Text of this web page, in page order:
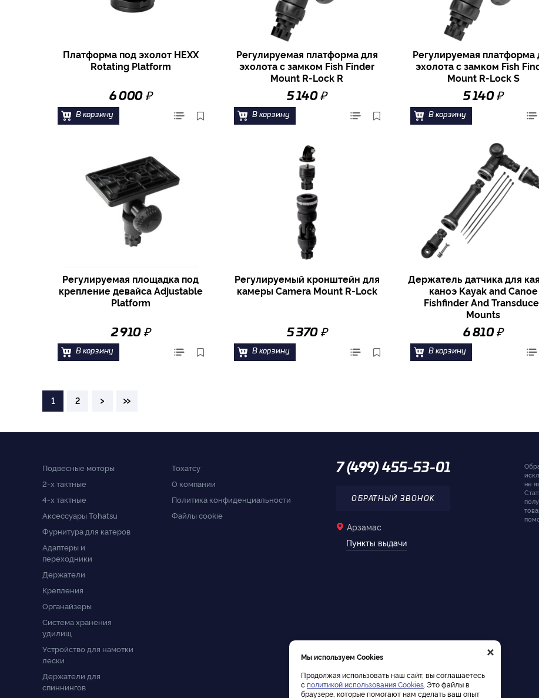
Платформа под эхолот HEXX
Rotating Platform
6 000 ₽
В корзину
Регулируемая платформа для
эхолота с замком Fish Finder
Mount R-Lock R
5 140 ₽
В корзину
Регулируемая платформа
эхолота с замком Fish
Mount R-Lock S
5 140 ₽
В корзину
Регулируемая площадка под
крепление девайса Adjustable
Platform
2 910 ₽
В корзину
Регулируемый кронштейн для
камеры Camera Mount R-Lock
5 370 ₽
В корзину
Держатель датчика для
каноэ Kayak and Canoe
Fishfinder And
Mounts
6 810 ₽
В корзину
1 2 › »
Подвесные моторы
2-x тактные
4-x тактные
Аксессуары Tohatsu
Фурнитура для катеров
Адаптеры и
переходники
Держатели
Крепления
Органайзеры
Система хранения
удилищ
Устройство для намотки
лески
Держатели для
спиннингов
Тохатсу
О компании
Политика конфиденциальности
Файлы cookie
7 (499) 455-53-01
ОБРАТНЫЙ ЗВОНОК
Арзамас
Пункты выдачи
не
×
Мы используем Cookies
Продолжая использовать наш сайт, вы соглашаетесь
с политикой использования Cookies . Это файлы в
браузере, которые помогают нам сделать ваш опыт